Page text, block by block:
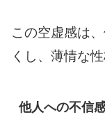
この空虚感は
くし、薄情な
他人への不信